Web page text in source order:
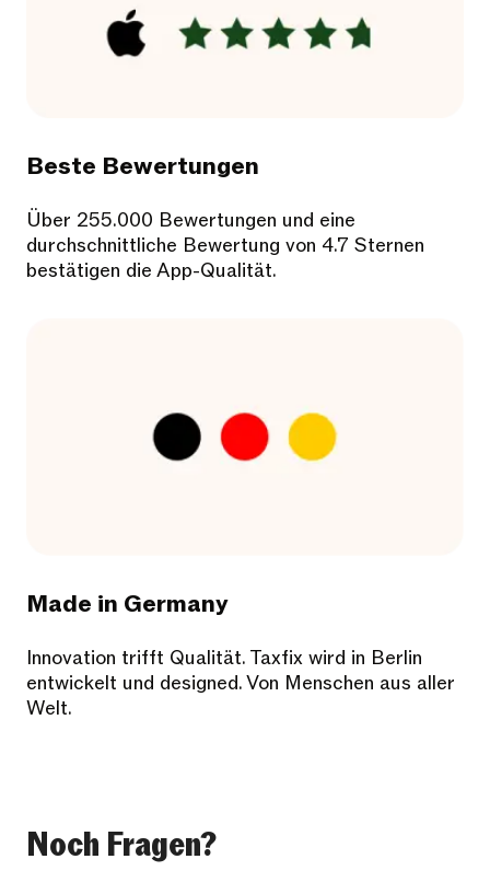
Beste Bewertungen
Über 255.000 Bewertungen und eine
durchschnittliche Bewertung von 4.7 Sternen
bestätigen die App-Qualität.
Made in Germany
Innovation trifft Qualität. Taxfix wird in Berlin
entwickelt und designed. Von Menschen aus aller
Welt.
Noch Fragen?